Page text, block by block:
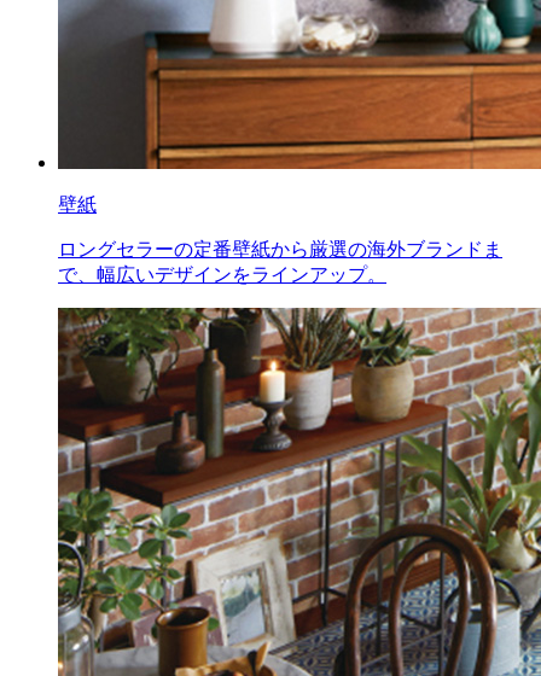
壁紙
ロングセラーの定番壁紙から厳選の海外ブランドま
で、幅広いデザインをラインアップ。